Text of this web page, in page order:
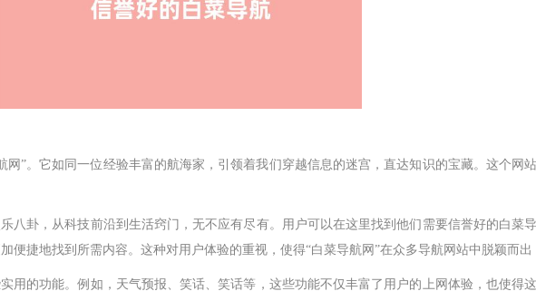
”。它如同一位经验丰富的航海家，引领着我们穿越信息的迷宫，直达知识的宝藏。这个网
八卦，从科技前沿到生活窍门，无不应有尽有。用户可以在这里找到他们需要信誉好的白菜
捷地找到所需内容。这种对用户体验的重视，使得“白菜导航网”在众多导航网站中脱颖而出
用的功能。例如，天气预报、笑话、笑话等，这些功能不仅丰富了用户的上网体验，也使得